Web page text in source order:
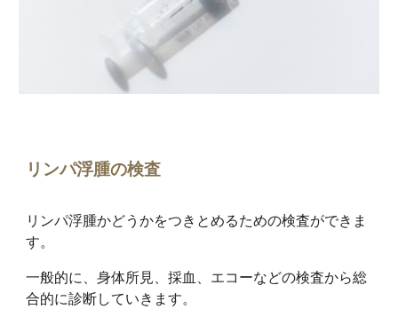
リンパ浮腫の検査
リンパ浮腫かどうかをつきとめるための検査ができま
す。
一般的に、身体所見、採血、エコーなどの検査から総
合的に診断していきます。